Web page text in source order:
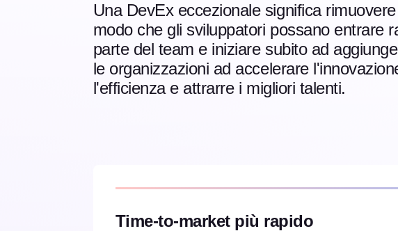
Una DevEx eccezionale significa
modo che gli sviluppatori possano entrare
parte del team e iniziare subito ad
le organizzazioni ad accelerare
l'efficienza e attrarre i migliori talenti.
Time-to-market più rapido